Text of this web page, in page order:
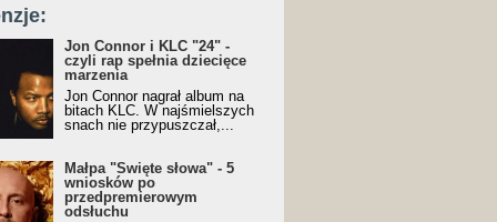
Jon Connor i KLC "24" -
czyli rap spełnia dziecięce
marzenia
Jon Connor nagrał album na
bitach KLC. W najśmielszych
snach nie przypuszczał,...
Małpa "Święte słowa" - 5
wniosków po
przedpremierowym
odsłuchu